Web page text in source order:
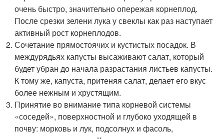
очень быстро, значительно опережая корнеплод.
После срезки зелени лука у свеклы как раз наступает
активный рост корнеплодов.
Сочетание прямостоячих и кустистых посадок. В
междурядьях капусты высаживают салат, который
будет убран до начала разрастания листьев капусты.
К тому же, капуста, притеняя салат, делает его вкус
более нежным и хрустящим.
Принятие во внимание типа корневой системы
«соседей», поверхностной и глубоко уходящей в
почву: морковь и лук, подсолнух и фасоль,